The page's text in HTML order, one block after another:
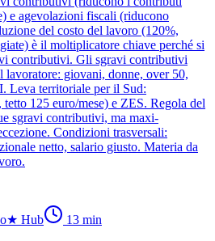
e agevolazioni fiscali (riducono
del costo del lavoro (120%,
è il moltiplicatore chiave perché si
contributivi. Gli sgravi contributivi
lavoratore: giovani, donne, over 50,
Leva territoriale per il Sud:
125 euro/mese) e ZES. Regola del
sgravi contributivi, ma maxi-
Condizioni trasversali:
netto, salario giusto. Materia da
★ Hub 13 min